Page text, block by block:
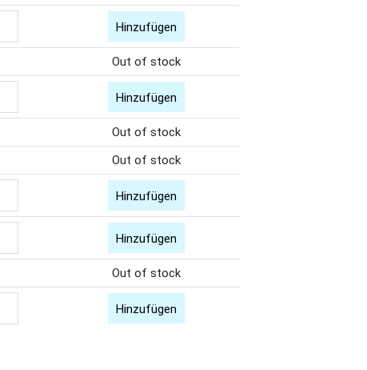
Hinzufügen
Out of stock
Hinzufügen
Out of stock
Out of stock
Hinzufügen
Hinzufügen
Out of stock
Hinzufügen